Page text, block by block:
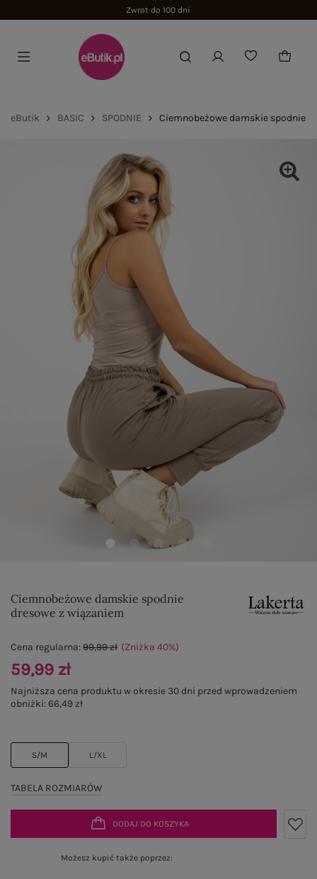
Zwrot do 100 dni
eButik BASIC SPODNIE Ciemnobeżowe damskie spodnie
Ciemnobeżowe damskie spodnie
dresowe z wiązaniem
S/M L/XL
TABELA ROZMIARÓW
Cena regularna:99,99 zł (Zniżka 40%)
59,99 zł
Najniższa cena produktu w okresie 30 dni przed wprowadzeniem
obniżki:66,49 zł
DODAJ DO KOSZYKA
Możesz kupić także poprzez: